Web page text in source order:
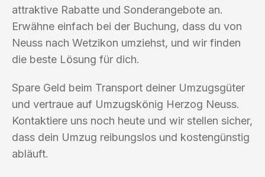
attraktive Rabatte und Sonderangebote an.
Erwähne einfach bei der Buchung, dass du von
Neuss nach Wetzikon umziehst, und wir finden
die beste Lösung für dich.
Spare Geld beim Transport deiner Umzugsgüter
und vertraue auf Umzugskönig Herzog Neuss.
Kontaktiere uns noch heute und wir stellen sicher,
dass dein Umzug reibungslos und kostengünstig
abläuft.